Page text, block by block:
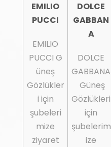
EMILIO
PUCCI
EMILIO
PUCCI G
üneş
Gözlükler
i için
şubeleri
mize
ziyaret
DOLCE
GABBAN
A
DOLCE
GABBANA
Güneş
Gözlükleri
için
şubelerim
ize